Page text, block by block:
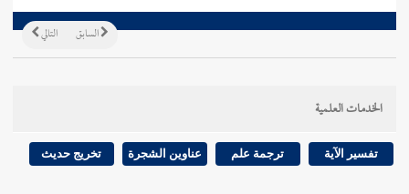
التالي السابق
الخدمات العلمية
تفسير الآية ترجمة علم عناوين الشجرة تخريج حديث